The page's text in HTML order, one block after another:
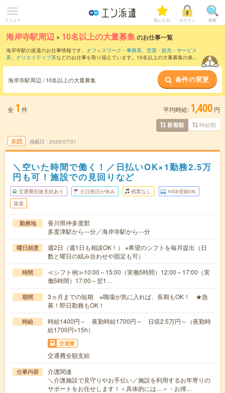
メニュー 気になる! ログイン 検索
海岸寺駅周辺 × 10名以上の大量募集のお仕事一覧
海岸寺駅の派遣のお仕事情報です。 オフィスワーク・事務系、 営業・販売・サービス
系、 クリエイティブ系などのお仕事を取り揃えています。10名以上の大量募集の条件
海岸寺駅周辺 / 10名以上の大量募集 条件の変更
全 1 件 平均時給: 1,400 円
新着順 時給順
未読 掲載日 2026/07/31
＼空いた時間で働く！／日払いOK×1勤務2.5万
円も可！施設での見回りなど
交通費別途支給あり 土日祝日が休み 残業なし WEB登録OK
派遣
勤務地
香川県仲多度郡
多度津駅から---分／海岸寺駅から---分
曜日頻度
週2日（週1日も相談OK！） ※希望のシフトを毎月提出（日
数と曜日の組み合わせや固定も可）
時間
≪シフト例≫10:00～15:00（実働5時間）12:00～17:00（実
働5時間）17:00～翌1…
期間
3ヵ月までの短期 ※職場が気に入れば、長期もOK！ ★急
募！即日勤務もOK！
時給
時給1400円～ 夜勤時給1700円～ 日収2.5万円～（夜勤時
給1700円×15h）
交通費
交通費全額支給
仕事内容
介護関連
＼介護施設で見守りやお手伝い／施設を利用するお年寄りの
サポートをお任せします！＜具体的には…＞・お掃…